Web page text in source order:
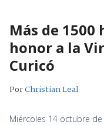
Más de 1500
honor a la
Curicó
PorChristian Leal
Miércoles 14 octubre